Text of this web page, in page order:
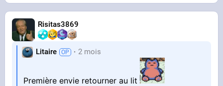
Risitas3869
Litaire 2 mois
Première envie retourner au lit